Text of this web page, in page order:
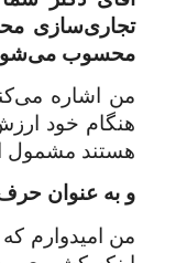
تجاری‌سازی
محسوب
من اشاره
هنگام خود
هستند مشمول
و به عنوان
من امیدوارم که